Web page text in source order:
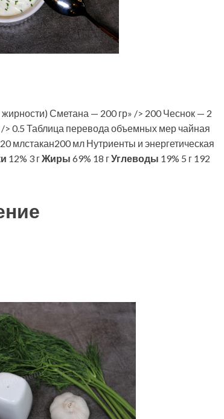
Сметана — 200 гр» /> 200 Чеснок — 2
/> 0.5 Таблица перевода объемных мер чайная
млстакан200 мл Нутриенты и энергетическая
12% 3 гЖиры 69% 18 гУглеводы 19% 5 г 192